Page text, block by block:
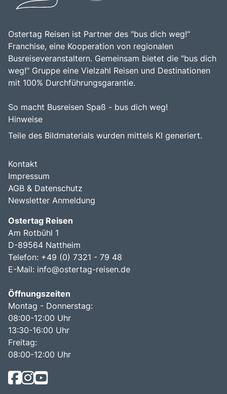
Ostertag Reisen ist Partner des "bus dich weg!"
Franchise, eine Kooperation von regionalen
Busreiseveranstaltern. Gemeinsam bietet die "bus dich
weg!" Gruppe eine Vielzahl Reisen und Destinationen
mit 100% Durchführungsgarantie.
So macht Busreisen Spaß - bus dich weg!
Hinweise
Teile des Bildmaterials wurden mittels KI generiert.
Kontakt
Impressum
AGB & Datenschutz
Newsletter Anmeldung
Ostertag Reisen
Am Rotbühl 1
D-89564 Nattheim
Telefon: +49 (0) 7321 - 79 48
E-Mail: info@ostertag-reisen.de
Öffnungszeiten
Montag - Donnerstag:
08:00-12:00 Uhr
13:30-16:00 Uhr
Freitag:
08:00-12:00 Uhr